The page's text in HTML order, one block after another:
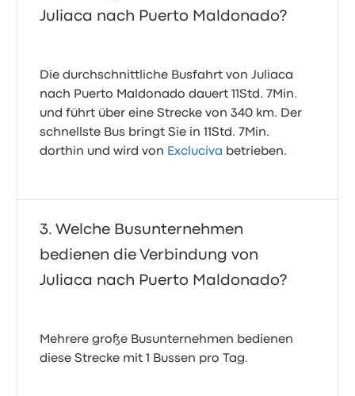
Juliaca nach Puerto Maldonado?
Die durchschnittliche Busfahrt von Juliaca
nach Puerto Maldonado dauert 11Std. 7Min.
und führt über eine Strecke von 340 km. Der
schnellste Bus bringt Sie in 11Std. 7Min.
dorthin und wird von Excluciva betrieben.
Welche Busunternehmen
bedienen die Verbindung von
Juliaca nach Puerto Maldonado?
Mehrere große Busunternehmen bedienen
diese Strecke mit 1 Bussen pro Tag.